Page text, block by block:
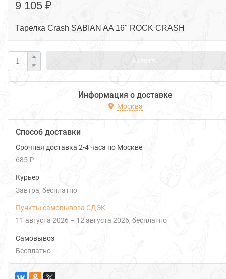
9 105 ₽
Тарелка Crash SABIAN AA 16" ROCK CRASH
Купить
Информация о доставке
Москва
Способ доставки
Срочная доставка 2-4 часа по Москве
685 ₽
Курьер
Завтра
Бесплатно
Пункты самовывоза СДЭК
11 августа 2026 – 12 августа 2026 Бесплатно
Самовывоз
Бесплатно